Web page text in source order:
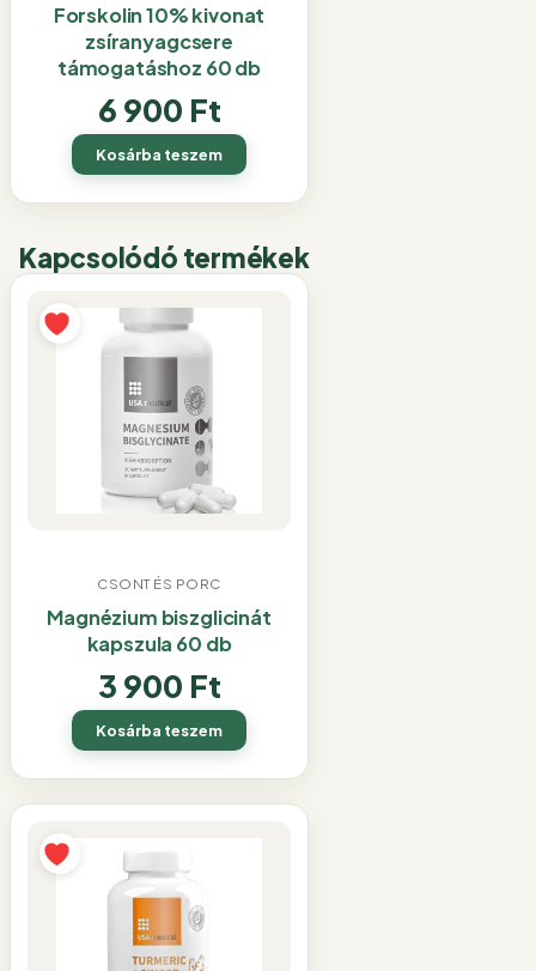
Forskolin 10% kivonat
zsíranyagcsere
támogatáshoz 60 db
6 900 Ft
Kosárba teszem
Kapcsolódó termékek
CSONT ÉS PORC
Magnézium biszglicinát
kapszula 60 db
3 900 Ft
Kosárba teszem